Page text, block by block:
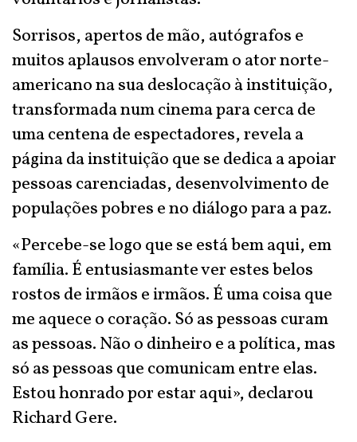
Sorrisos, apertos de mão, autógrafos e
muitos aplausos envolveram o ator norte-
americano na sua deslocação à instituição,
transformada num cinema para cerca de
uma centena de espectadores, revela a
página da instituição que se dedica a apoiar
pessoas carenciadas, desenvolvimento de
populações pobres e no diálogo para a paz.
«Percebe-se logo que se está bem aqui, em
família. É entusiasmante ver estes belos
rostos de irmãos e irmãos. É uma coisa que
me aquece o coração. Só as pessoas curam
as pessoas. Não o dinheiro e a política, mas
só as pessoas que comunicam entre elas.
Estou honrado por estar aqui», declarou
Richard Gere.